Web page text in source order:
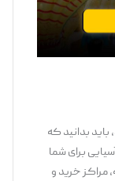
که
شما
خرید و